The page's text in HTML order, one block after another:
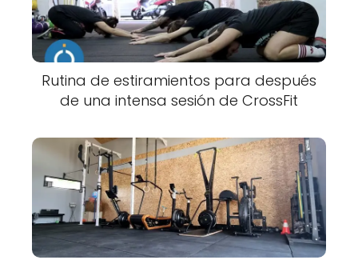
Rutina de estiramientos para después
de una intensa sesión de CrossFit